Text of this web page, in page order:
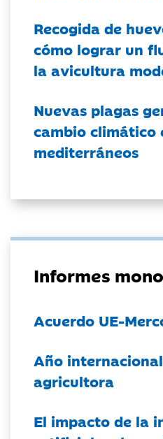
Recogida de
cómo lograr un
la avicultura
Nuevas plagas
cambio climático
mediterráneos
Informes
Acuerdo UE-
Año
agricultora
El impacto de la